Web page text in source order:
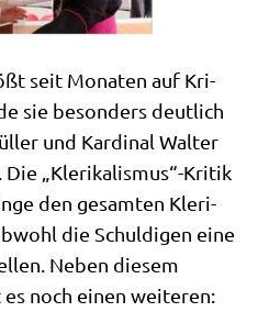
seit Mona­ten auf Kri­
sie beson­ders deut­lich
und Kar­di­nal Wal­ter
„Klerikalismus“-Kritik
den gesam­ten Kle­ri­
die Schul­di­gen eine
Neben die­sem
noch einen wei­te­ren: